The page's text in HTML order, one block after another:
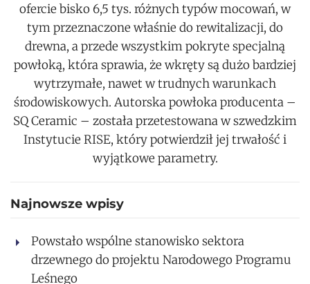
ofercie bisko 6,5 tys. różnych typów mocowań, w
tym przeznaczone właśnie do rewitalizacji, do
drewna, a przede wszystkim pokryte specjalną
powłoką, która sprawia, że wkręty są dużo bardziej
wytrzymałe, nawet w trudnych warunkach
środowiskowych. Autorska powłoka producenta –
SQ Ceramic – została przetestowana w szwedzkim
Instytucie RISE, który potwierdził jej trwałość i
wyjątkowe parametry.
Najnowsze wpisy
Powstało wspólne stanowisko sektora
drzewnego do projektu Narodowego Programu
Leśnego